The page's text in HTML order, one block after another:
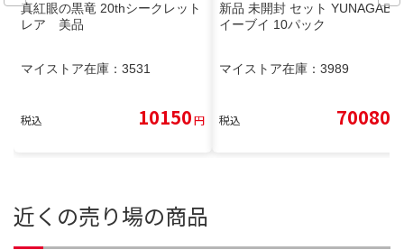
真紅眼の黒竜 20thシークレット
レア 美品
マイストア在庫： 3531
税込 10150円
新品 未開封 セット YUNAGABA
イーブイ 10パック
マイストア在庫： 3989
税込 70080
近くの売り場の商品